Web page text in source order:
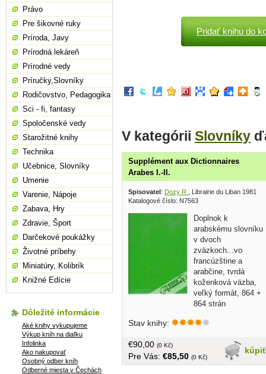
Pridať knihu do
V kategórii Slovníky
Supplément aux Dictionnaires
Arabes I.-II.
Spisovatel: Dozy R.
, Librairie du Liban 1981
Katalogové číslo: N7563
Doplnok k
arabskému slovníku
v dvoch
zväzkoch...vo
francúzštine a
arabčine, tvrdá
koženková väzba,
veľký formát, 864 +
864 strán
Stav knihy:
kúpiť
€90,00 (0 Kč)
Pre Vás: €85,50 (0 Kč)
Právo
Pre šikovné ruky
Príroda, Javy
Prírodná lekáreň
Prírodné vedy
Príručky,Slovníky
Rodičovstvo, Pedagogika
Sci - fi, fantasy
Spoločenské vedy
Starožitné knihy
Technika
Učebnice, Slovníky
Umenie
Varenie, Nápoje
Zabava, Hry
Zdravie, Šport
Darčekové poukážky
Životné príbehy
Miniatúry, Kolibrík
Knižné Edície
Dôležité informácie
Aké knihy vykupujeme
Výkup kníh na diaľku
Infolinka
Ako nakupovať
Osobný odber kníh
Odberné miesta v Čechách